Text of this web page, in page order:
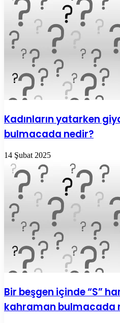
Kadınların yatarken
bulmacada nedir?
14 Şubat 2025
Bir beşgen içinde “S”
kahraman bulmacada